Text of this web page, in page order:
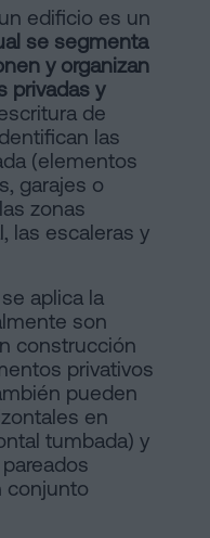
edificio es un
se segmenta
y organizan
privadas y
de
las
(elementos
garajes o
zonas
las escaleras y
aplica la
son
construcción
privativos
pueden
en
tumbada) y
conjunto